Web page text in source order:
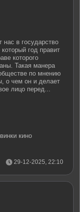
нас в государство
год правит
которого
Такая манера
по мнению
о чем он и делает
лицо перед...
кино
29-12-2025, 22:10